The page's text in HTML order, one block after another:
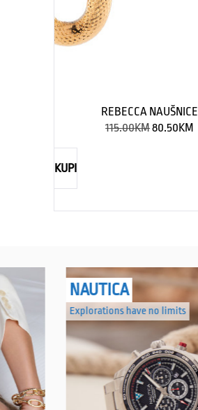
REBECCA NAUŠNICE
115.00KM80.50 KM
KUPI
NAUTICA
Explorations have no limits